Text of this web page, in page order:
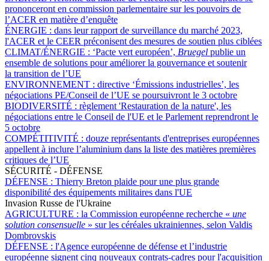
prononceront en commission parlementaire sur les pouvoirs de
l’ACER en matière d’enquête
ÉNERGIE : dans leur rapport de surveillance du marché 2023,
l'ACER et le CEER préconisent des mesures de soutien plus ciblées
CLIMAT/ÉNERGIE : ‘Pacte vert européen’, Bruegel publie un
ensemble de solutions pour améliorer la gouvernance et soutenir
la transition de l’UE
ENVIRONNEMENT : directive ‘Émissions industrielles’, les
négociations PE/Conseil de l’UE se poursuivront le 3 octobre
BIODIVERSITÉ : règlement 'Restauration de la nature', les
négociations entre le Conseil de l'UE et le Parlement reprendront le
5 octobre
COMPÉTITIVITÉ : douze représentants d'entreprises européennes
appellent à inclure l’aluminium dans la liste des matières premières
critiques de l’UE
SÉCURITÉ - DÉFENSE
DÉFENSE : Thierry Breton plaide pour une plus grande
disponibilité des équipements militaires dans l'UE
Invasion Russe de l'Ukraine
AGRICULTURE : la Commission européenne recherche « une
solution consensuelle » sur les céréales ukrainiennes, selon Valdis
Dombrovskis
DÉFENSE : l'Agence européenne de défense et l’industrie
européenne signent cinq nouveaux contrats-cadres pour l'acquisition